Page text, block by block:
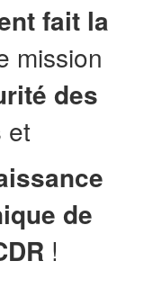
fait la
mission
des
et
de
!